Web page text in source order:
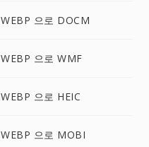
WEBP 으로 DOCM
WEBP 으로 WMF
WEBP 으로 HEIC
WEBP 으로 MOBI